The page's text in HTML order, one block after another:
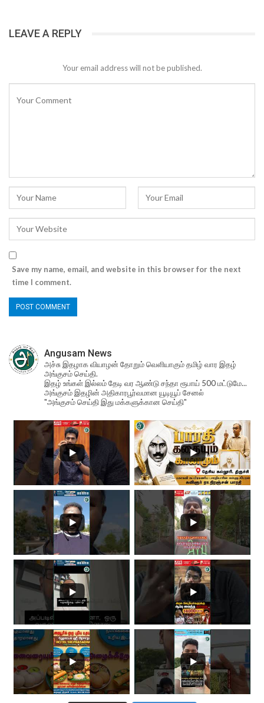
LEAVE A REPLY
Your email address will not be published.
Save my name, email, and website in this browser for the next
time I comment.
Angusam News
அச்சு இதழாக வியாழன் தோறும் வெளியாகும் தமிழ் வார இதழ்
அங்குசம் செய்தி.
இதழ் உங்கள் இல்லம் தேடி வர ஆண்டு சந்தா ரூபாய் 500 மட்டுமே...
அங்குசம் இதழின் அதிகாரபூர்வமான யூடியூப் சேனல்
"அங்குசம் செய்தி இது மக்களுக்கான செய்தி"